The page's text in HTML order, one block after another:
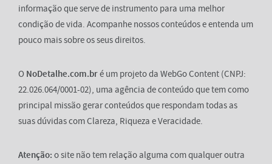
informação que serve de instrumento para uma melhor
condição de vida. Acompanhe nossos conteúdos e entenda um
pouco mais sobre os seus direitos.
O NoDetalhe.com.bré um projeto da WebGo Content (CNPJ:
22.026.064/0001-02), uma agência de conteúdo que tem como
principal missão gerar conteúdos que respondam todas as
suas dúvidas com Clareza, Riqueza e Veracidade.
Atenção: o site não tem relação alguma com qualquer outra